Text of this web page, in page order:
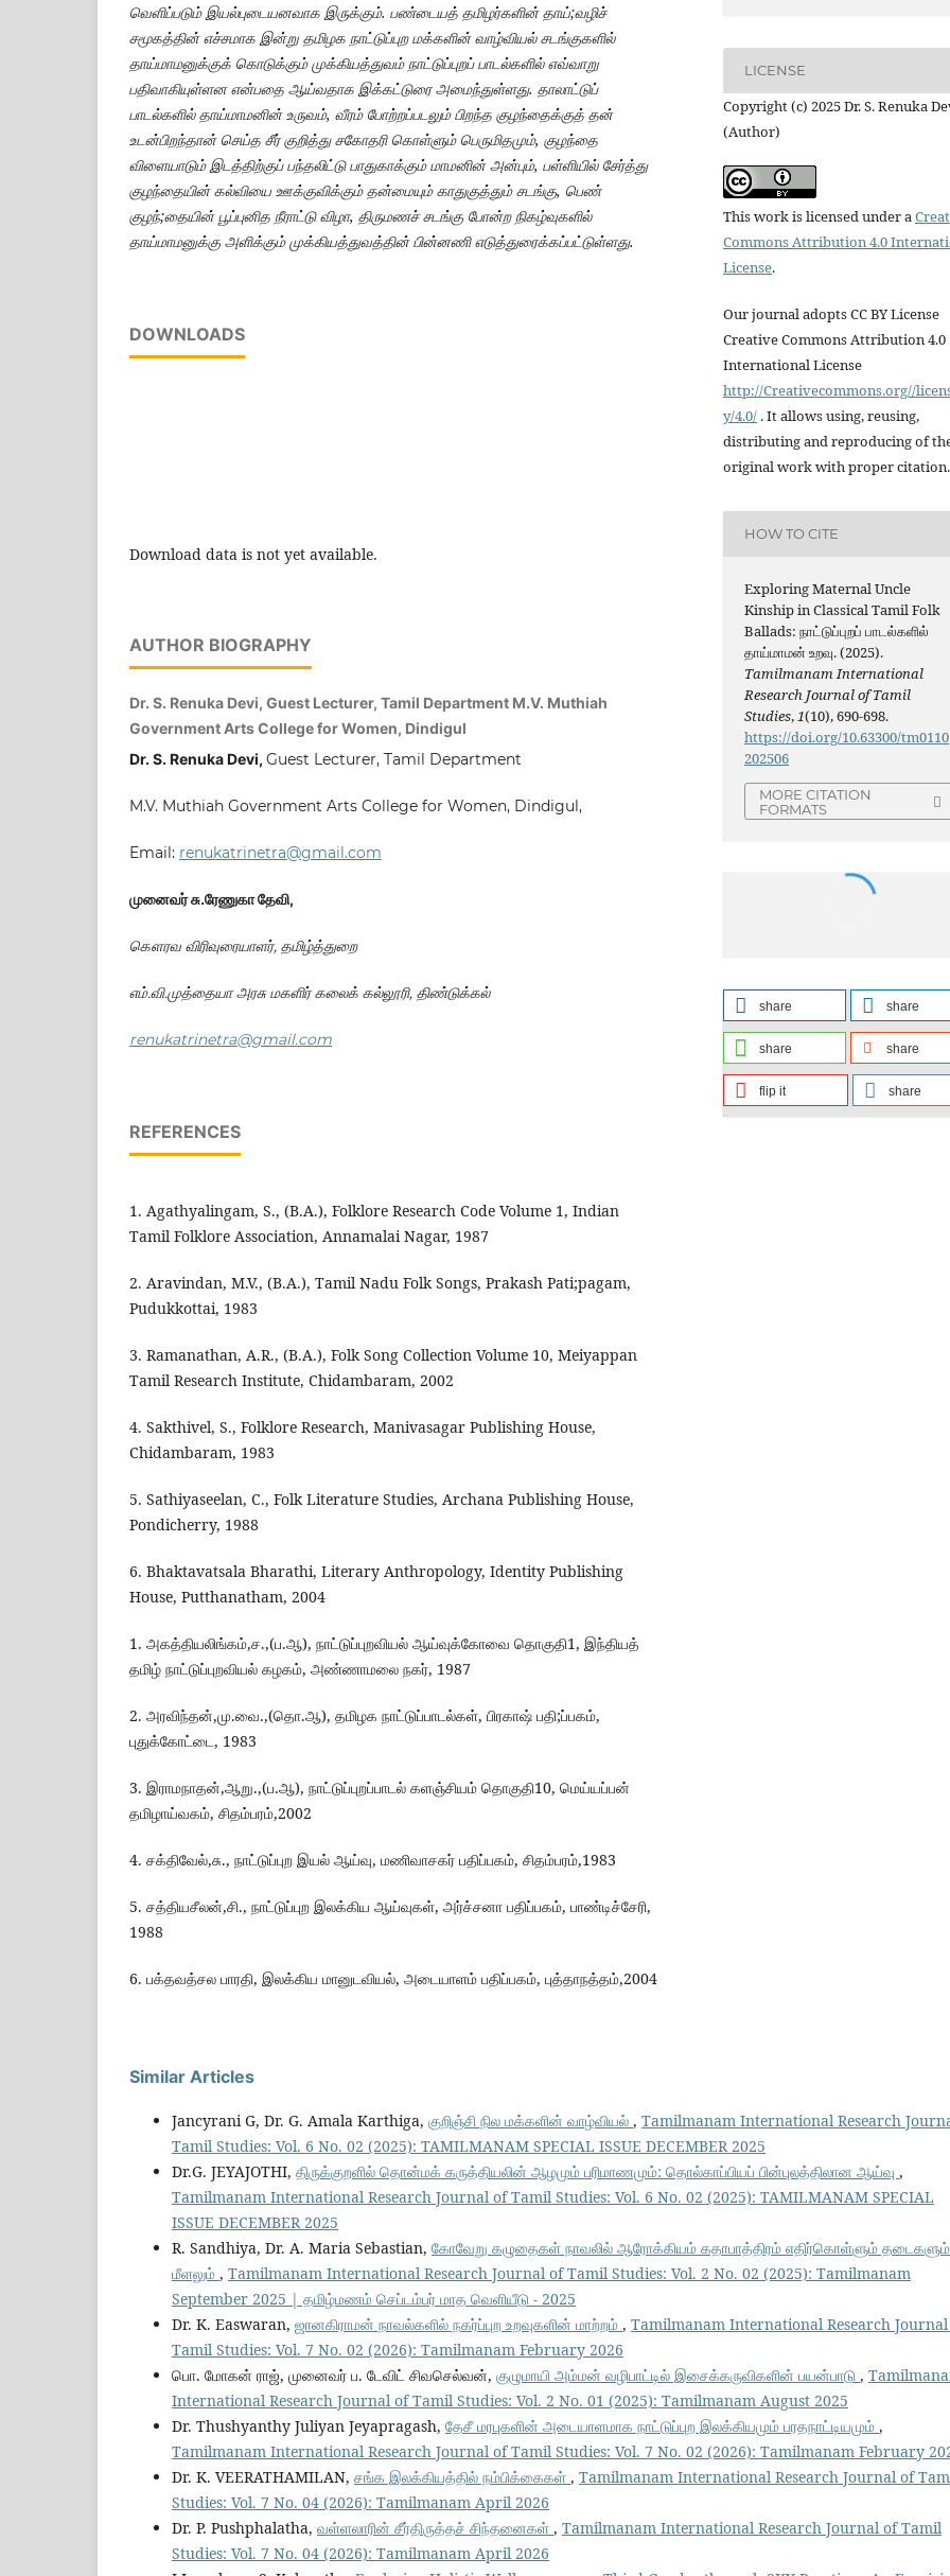
வெளிப்படும் இயல்புடையனவாக இருக்கும். பண்டையத் தமிழர்களின் தாய்;வழிச்
சமூகத்தின் எச்சமாக இன்று தமிழக நாட்டுப்புற மக்களின் வாழ்வியல் சடங்குகளில்
தாய்மாமனுக்குக் கொடுக்கும் முக்கியத்துவம் நாட்டுப்புறப் பாடல்களில் எவ்வாறு
பதிவாகியுள்ளன என்பதை ஆய்வதாக இக்கட்டுரை அமைந்துள்ளது. தாலாட்டுப்
பாடல்களில் தாய்மாமனின் உருவம், வீரம் போற்றப்படலும் பிறந்த குழந்தைக்குத் தன்
உடன்பிறந்தான் செய்த சீர் குறித்து சகோதரி கொள்ளும் பெருமிதமும், குழந்தை
விளையாடும் இடத்திற்குப் பந்தலிட்டு பாதுகாக்கும் மாமனின் அன்பும், பள்ளியில் சேர்த்து
குழந்தையின் கல்வியை ஊக்குவிக்கும் தன்மையும் காதுகுத்தும் சடங்கு, பெண்
குழந்;தையின் பூப்புனித நீராட்டு விழா, திருமணச் சடங்கு போன்ற நிகழ்வுகளில்
தாய்மாமனுக்கு அளிக்கும் முக்கியத்துவத்தின் பின்னணி எடுத்துரைக்கப்பட்டுள்ளது.
DOWNLOADS
Download data is not yet available.
AUTHOR BIOGRAPHY
Dr. S. Renuka Devi, Guest Lecturer, Tamil Department M.V. Muthiah
Government Arts College for Women, Dindigul
Dr. S. Renuka Devi, Guest Lecturer, Tamil Department
M.V. Muthiah Government Arts College for Women, Dindigul,
Email: renukatrinetra@gmail.com
முனைவர் சு.ரேணுகா தேவி,
கௌரவ விரிவுரையாளர், தமிழ்த்துறை
எம்.வி.முத்தையா அரசு மகளிர் கலைக் கல்லூரி, திண்டுக்கல்
renukatrinetra@gmail.com
REFERENCES
1. Agathyalingam, S., (B.A.), Folklore Research Code Volume 1, Indian
Tamil Folklore Association, Annamalai Nagar, 1987
2. Aravindan, M.V., (B.A.), Tamil Nadu Folk Songs, Prakash Pati;pagam,
Pudukkottai, 1983
3. Ramanathan, A.R., (B.A.), Folk Song Collection Volume 10, Meiyappan
Tamil Research Institute, Chidambaram, 2002
4. Sakthivel, S., Folklore Research, Manivasagar Publishing House,
Chidambaram, 1983
5. Sathiyaseelan, C., Folk Literature Studies, Archana Publishing House,
Pondicherry, 1988
6. Bhaktavatsala Bharathi, Literary Anthropology, Identity Publishing
House, Putthanatham, 2004
1. அகத்தியலிங்கம்,ச.,(ப.ஆ), நாட்டுப்புறவியல் ஆய்வுக்கோவை தொகுதி1, இந்தியத்
தமிழ் நாட்டுப்புறவியல் கழகம், அண்ணாமலை நகர், 1987
2. அரவிந்தன்,மு.வை.,(தொ.ஆ), தமிழக நாட்டுப்பாடல்கள், பிரகாஷ் பதி;ப்பகம்,
புதுக்கோட்டை, 1983
3. இராமநாதன்,ஆறு.,(ப.ஆ), நாட்டுப்புறப்பாடல் களஞ்சியம் தொகுதி10, மெய்யப்பன்
தமிழாய்வகம், சிதம்பரம்,2002
4. சக்திவேல்,சு., நாட்டுப்புற இயல் ஆய்வு, மணிவாசகர் பதிப்பகம், சிதம்பரம்,1983
5. சத்தியசீலன்,சி., நாட்டுப்புற இலக்கிய ஆய்வுகள், அர்ச்சனா பதிப்பகம், பாண்டிச்சேரி,
1988
6. பக்தவத்சல பாரதி, இலக்கிய மானுடவியல், அடையாளம் பதிப்பகம், புத்தாநத்தம்,2004
LICENSE
Copyright (c) 2025 Dr. S. Renuka
(Author)
This work is licensed under a
Commons Attribution 4.0
License.
Our journal adopts CC BY License
Creative Commons Attribution 4.0
International License
http://Creativecommons.org//
y/4.0/ . It allows using, reusing,
distributing and reproducing of
original work with proper citation.
HOW TO CITE
Exploring Maternal Uncle
Kinship in Classical Tamil Folk
Ballads: நாட்டுப்புறப் பாடல்களில்
தாய்மாமன் உறவு. (2025).
Tamilmanam International
Research Journal of Tamil
Studies,1(10), 690-698.
https://doi.org/10.63300/tm0110
202506
MORE CITATION
FORMATS
share share
share share
flip it share
Similar Articles
Jancyrani G, Dr. G. Amala Karthiga, குறிஞ்சி நில மக்களின் வாழ்வியல் , Tamilmanam International Research
Tamil Studies: Vol. 6 No. 02 (2025): TAMILMANAM SPECIAL ISSUE DECEMBER 2025
Dr.G. JEYAJOTHI, திருக்குறளில் தொன்மக் கருத்தியலின் ஆழமும் பரிமாணமும்: தொல்காப்பியப் பின்புலத்திலான ஆய்வு ,
Tamilmanam International Research Journal of Tamil Studies: Vol. 6 No. 02 (2025): TAMILMANAM SPECIAL
ISSUE DECEMBER 2025
R. Sandhiya, Dr. A. Maria Sebastian, கோவேறு கழுதைகள் நாவலில் ஆரோக்கியம் கதாபாத்திரம் எதிர்கொள்ளும்
மீளலும் , Tamilmanam International Research Journal of Tamil Studies: Vol. 2 No. 02 (2025): Tamilmanam
September 2025 | தமிழ்மணம் செப்டம்பர் மாத வெளியீடு - 2025
Dr. K. Easwaran, ஜானகிராமன் நாவல்களில் நகர்ப்புற உறவுகளின் மாற்றம் , Tamilmanam International Research
Tamil Studies: Vol. 7 No. 02 (2026): Tamilmanam February 2026
பொ. மோகன் ராஜ், முனைவர் ப. டேவிட் சிவசெல்வன், குழுமாயி அம்மன் வழிபாட்டில் இசைக்கருவிகளின் பயன்பாடு ,
International Research Journal of Tamil Studies: Vol. 2 No. 01 (2025): Tamilmanam August 2025
Dr. Thushyanthy Juliyan Jeyapragash, தேசீ மரபுகளின் அடையாளமாக நாட்டுப்புற இலக்கியமும் பரதநாட்டியமும் ,
Tamilmanam International Research Journal of Tamil Studies: Vol. 7 No. 02 (2026): Tamilmanam February
Dr. K. VEERATHAMILAN, சங்க இலக்கியத்தில் நம்பிக்கைகள் , Tamilmanam International Research Journal of
Studies: Vol. 7 No. 04 (2026): Tamilmanam April 2026
Dr. P. Pushphalatha, வள்ளலாரின் சீர்திருத்தச் சிந்தனைகள் , Tamilmanam International Research Journal of Tamil
Studies: Vol. 7 No. 04 (2026): Tamilmanam April 2026